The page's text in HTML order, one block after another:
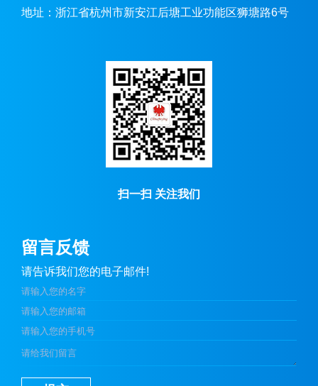
地址：浙江省杭州市新安江后塘工业功能区狮塘路6号
扫一扫 关注我们
留言反馈
请告诉我们您的电子邮件!